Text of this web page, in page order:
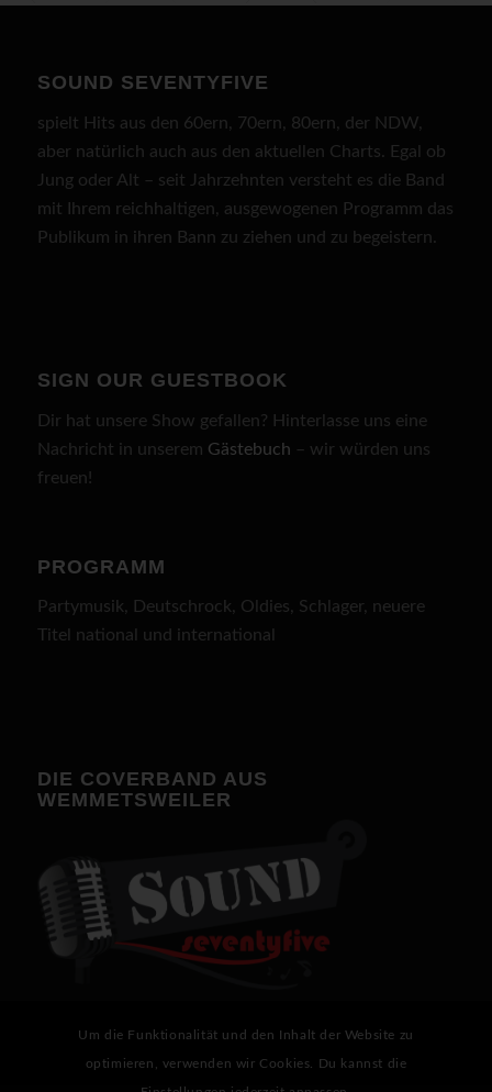
SOUND SEVENTYFIVE
spielt Hits aus den 60ern, 70ern, 80ern, der NDW,
aber natürlich auch aus den aktuellen Charts. Egal ob
Jung oder Alt – seit Jahrzehnten versteht es die Band
mit Ihrem reichhaltigen, ausgewogenen Programm das
Publikum in ihren Bann zu ziehen und zu begeistern.
SIGN OUR GUESTBOOK
Dir hat unsere Show gefallen? Hinterlasse uns eine
Nachricht in unserem Gästebuch – wir würden uns
freuen!
PROGRAMM
Partymusik, Deutschrock, Oldies, Schlager, neuere
Titel national und international
DIE COVERBAND AUS
WEMMETSWEILER
Um die Funktionalität und den Inhalt der Website zu
optimieren, verwenden wir Cookies. Du kannst die